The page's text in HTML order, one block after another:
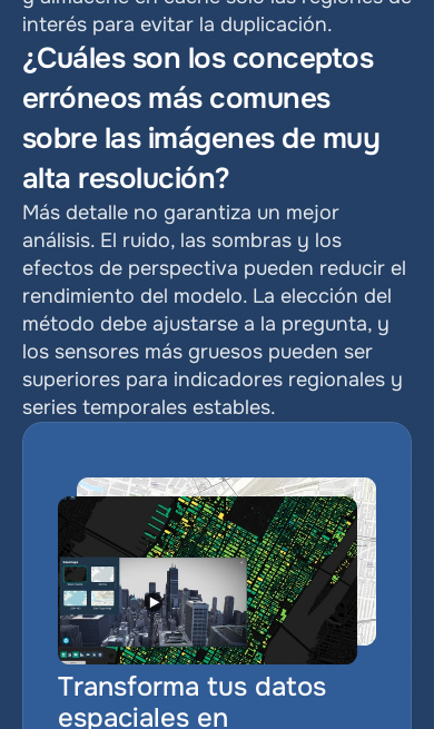
interés para evitar la duplicación.
¿Cuáles son los conceptos
erróneos más comunes
sobre las imágenes de muy
alta resolución?
Más detalle no garantiza un mejor
análisis. El ruido, las sombras y los
efectos de perspectiva pueden reducir el
rendimiento del modelo. La elección del
método debe ajustarse a la pregunta, y
los sensores más gruesos pueden ser
superiores para indicadores regionales y
series temporales estables.
Transforma tus datos
espaciales en